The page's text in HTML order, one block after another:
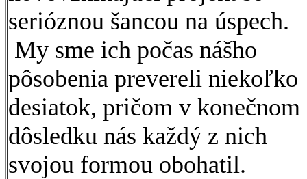
serióznou šancou na úspech.
My sme ich počas nášho
pôsobenia prevereli niekoľko
desiatok, pričom v konečnom
dôsledku nás každý z nich
svojou formou obohatil.